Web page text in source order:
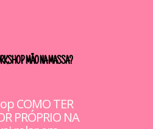
MÃO NA MASSA?
COMO TER
PRÓPRIO NA